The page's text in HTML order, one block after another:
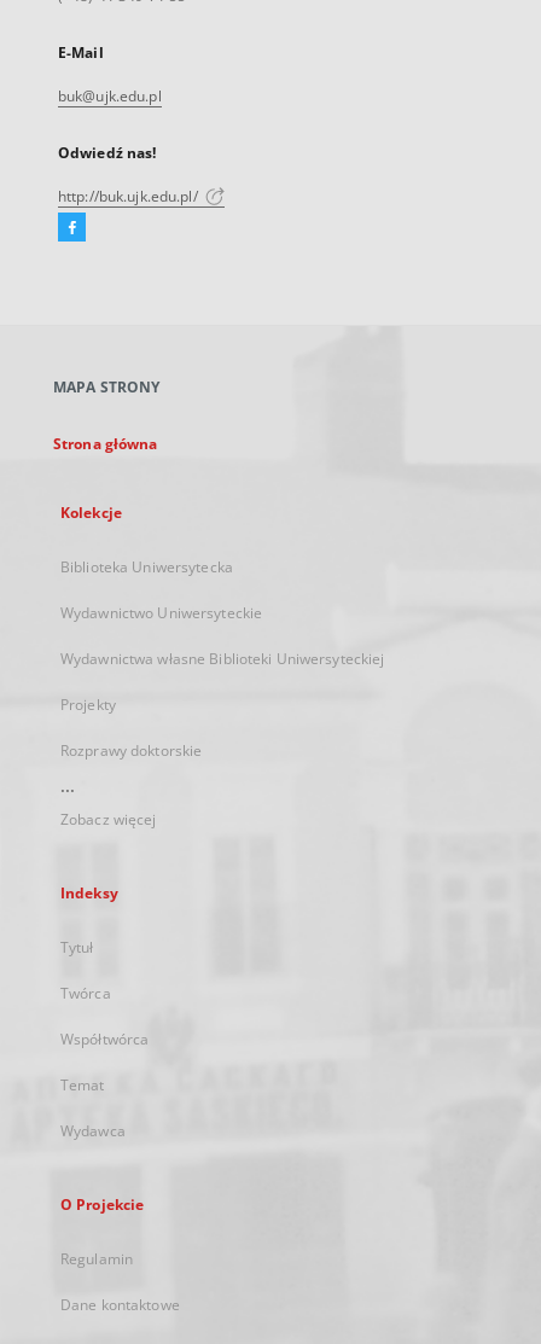
E-Mail
buk@ujk.edu.pl
Odwiedź nas!
http://buk.ujk.edu.pl/
Facebook
karcie
MAPA STRONY
Strona główna
Kolekcje
Biblioteka Uniwersytecka
Wydawnictwo Uniwersyteckie
Wydawnictwa własne Biblioteki Uniwersyteckiej
Projekty
Rozprawy doktorskie
...
Zobacz więcej
Indeksy
Tytuł
Twórca
Współtwórca
Temat
Wydawca
O Projekcie
Regulamin
Dane kontaktowe